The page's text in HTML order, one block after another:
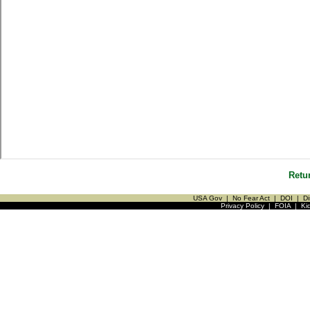
USA Gov | No Fear Act | DOI |
Privacy Policy| FOIA|